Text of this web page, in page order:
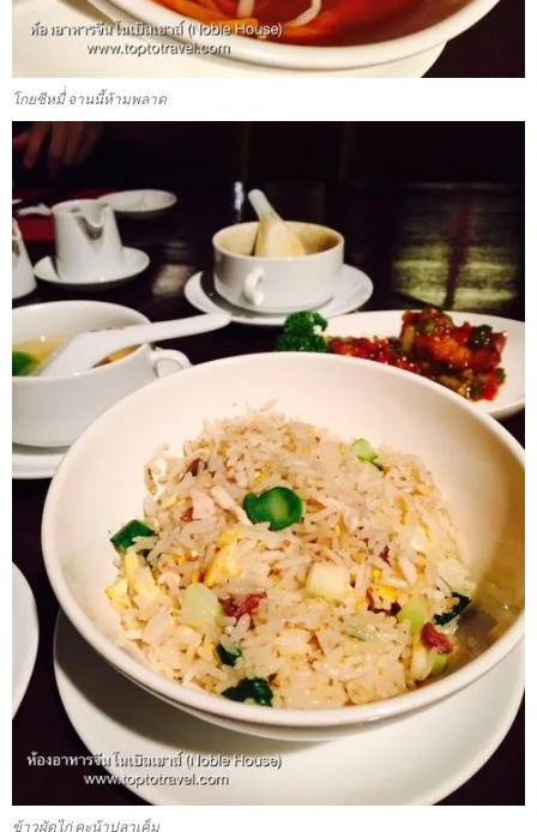
โกยซีหมื่่ จานนี้ห้ามพลาด
ข้าวผัดไก่ คะน้าปลาเค็ม